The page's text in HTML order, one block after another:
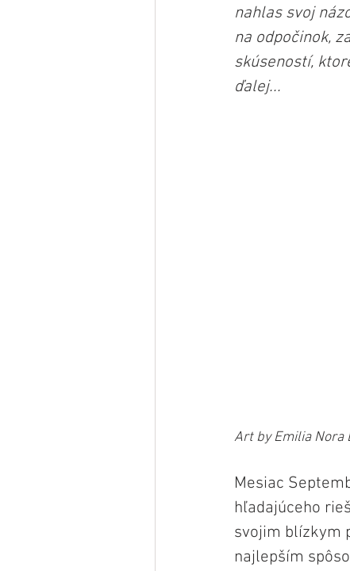
nahlas svoj
na odpočinok,
skúseností,
ďalej...
Art by Emilia Nora
Mesiac
hľadajúceho
svojim blízkym
najlepším